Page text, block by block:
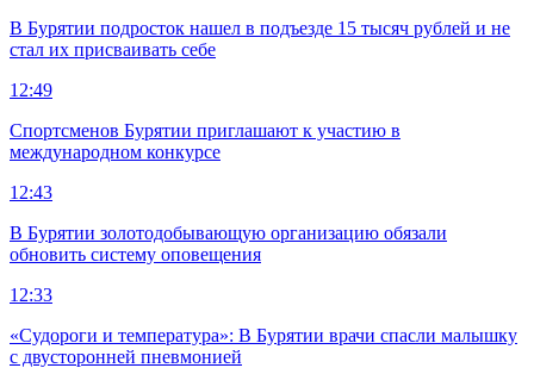
В Бурятии подросток нашел в подъезде 15 тысяч рублей и не
стал их присваивать себе
12:49
Спортсменов Бурятии приглашают к участию в
международном конкурсе
12:43
В Бурятии золотодобывающую организацию обязали
обновить систему оповещения
12:33
«Судороги и температура»: В Бурятии врачи спасли малышку
с двусторонней пневмонией